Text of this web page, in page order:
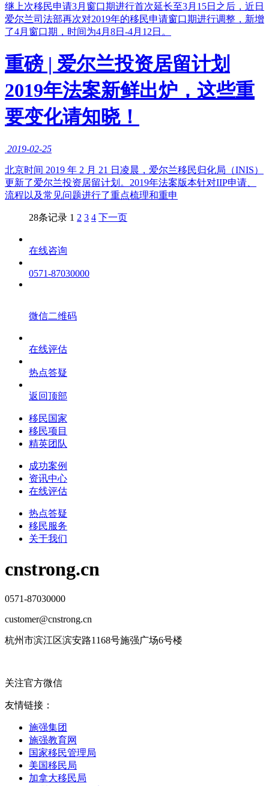
​继上次移民申请3月窗口期进行首次延长至3月15日之后，近日
爱尔兰司法部再次对2019年的移民申请窗口期进行调整，新增
了4月窗口期，时间为4月8日-4月12日。
重磅 | 爱尔兰投资居留计划
2019年法案新鲜出炉，这些重
要变化请知晓！
2019-02-25
北京时间 2019 年 2 月 21 日凌晨，爱尔兰移民归化局（INIS）
更新了爱尔兰投资居留计划。2019年法案版本针对IIP申请、
流程以及常见问题进行了重点梳理和重申
28条记录 1 2 3 4 下一页
在线咨询
0571-87030000
微信二维码
在线评估
热点答疑
返回顶部
移民国家
移民项目
精英团队
成功案例
资讯中心
在线评估
热点答疑
移民服务
关于我们
cnstrong.cn
0571-87030000
customer@cnstrong.cn
杭州市滨江区滨安路1168号施强广场6号楼
关注官方微信
友情链接：
施强集团
施强教育网
国家移民管理局
美国移民局
加拿大移民局